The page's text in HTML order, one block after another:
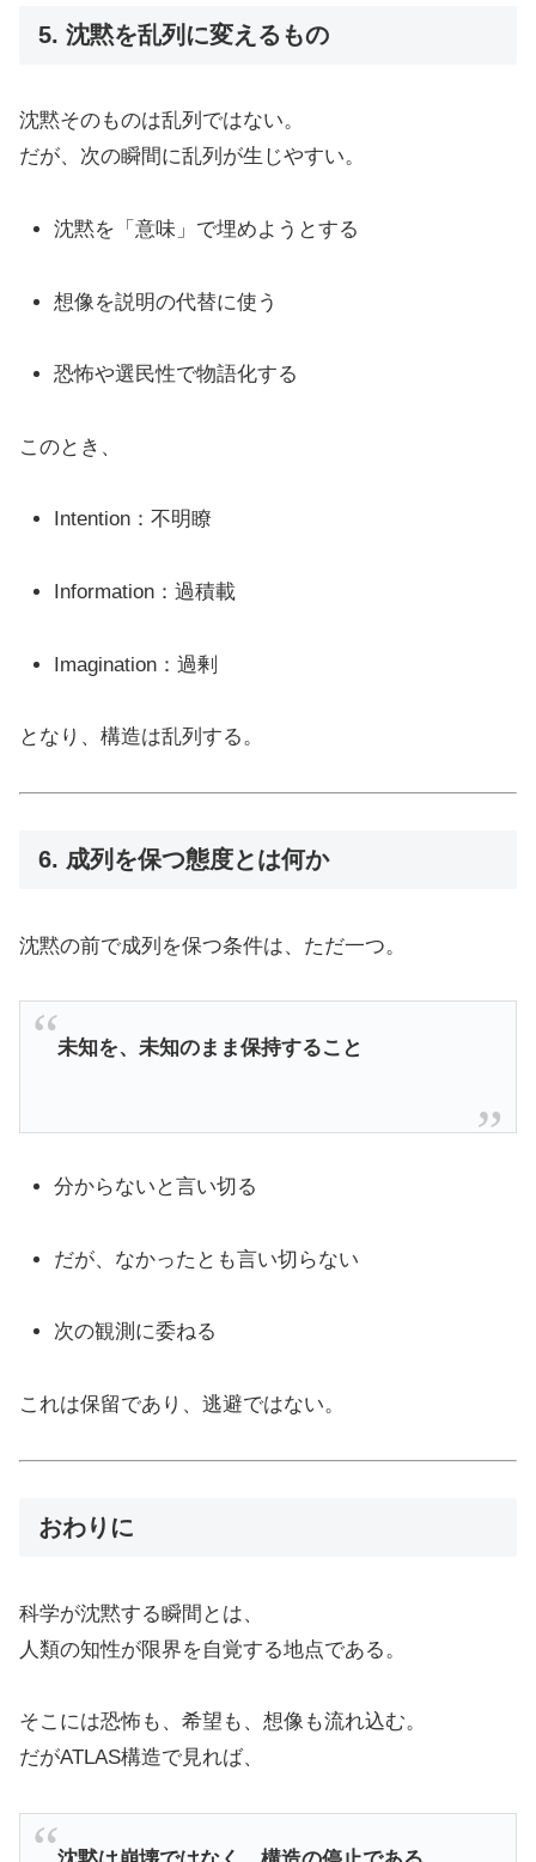
5. 沈黙を乱列に変えるもの
沈黙そのものは乱列ではない。
だが、次の瞬間に乱列が生じやすい。
沈黙を「意味」で埋めようとする
想像を説明の代替に使う
恐怖や選民性で物語化する
このとき、
Intention：不明瞭
Information：過積載
Imagination：過剰
となり、構造は乱列する。
6. 成列を保つ態度とは何か
沈黙の前で成列を保つ条件は、ただ一つ。
未知を、未知のまま保持すること
分からないと言い切る
だが、なかったとも言い切らない
次の観測に委ねる
これは保留であり、逃避ではない。
おわりに
科学が沈黙する瞬間とは、
人類の知性が限界を自覚する地点である。
そこには恐怖も、希望も、想像も流れ込む。
だがATLAS構造で見れば、